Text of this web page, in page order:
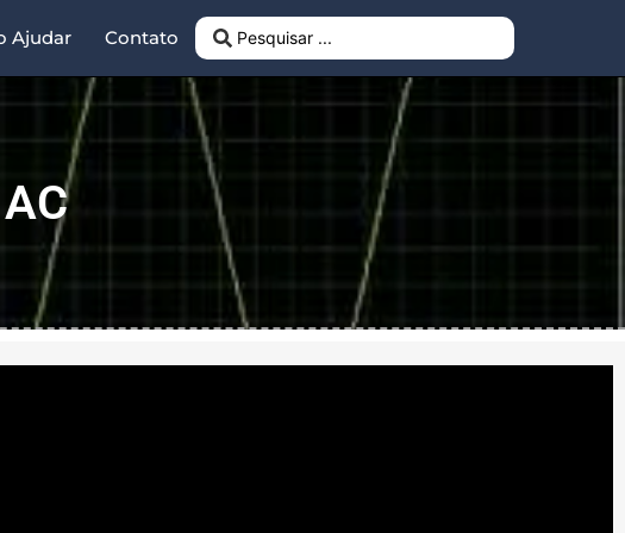
Ajudar Contato